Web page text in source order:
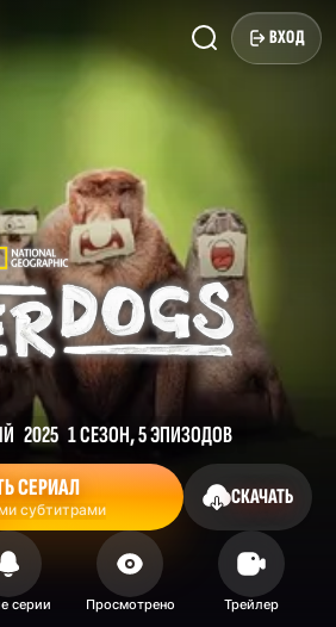
ВХОД
2025 1 СЕЗОН, 5 ЭПИЗОДОВ
СЕРИАЛ
субтитрами
СКАЧАТЬ